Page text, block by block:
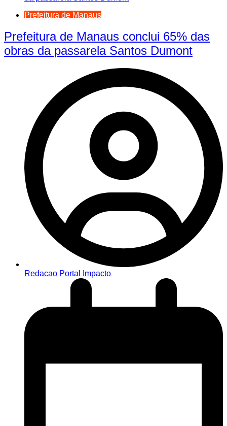
Prefeitura de Manaus
Prefeitura de Manaus conclui 65% das
obras da passarela Santos Dumont
Redacao Portal Impacto